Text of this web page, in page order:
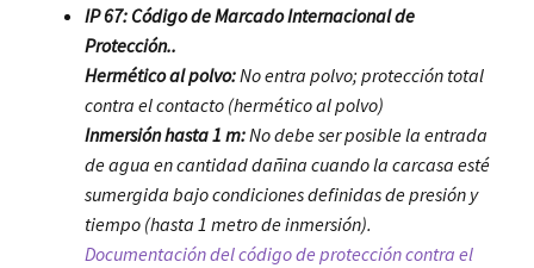
IP 67: Código de Marcado Internacional de
Protección..
Hermético al polvo:No entra polvo; protección total
contra el contacto (hermético al polvo)
Inmersión hasta 1 m:No debe ser posible la entrada
de agua en cantidad dañina cuando la carcasa esté
sumergida bajo condiciones definidas de presión y
tiempo (hasta 1 metro de inmersión).
Documentación del código de protección contra el